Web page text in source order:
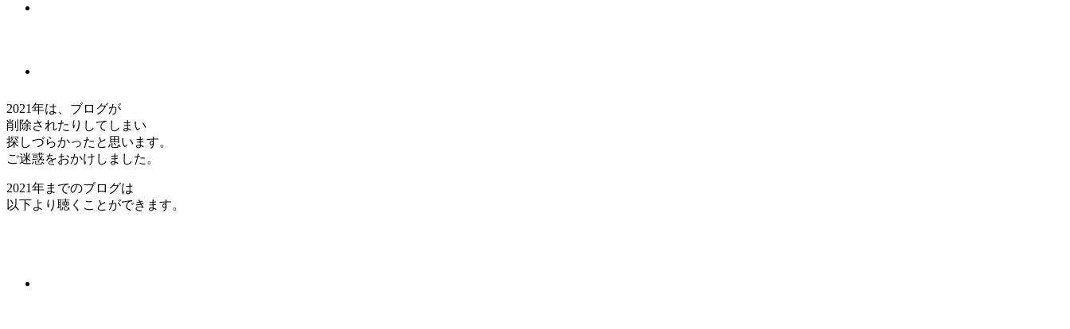
2021年は、ブログが
削除されたりしてしまい
探しづらかったと思います。
ご迷惑をおかけしました。
2021年までのブログは
以下より聴くことができます。